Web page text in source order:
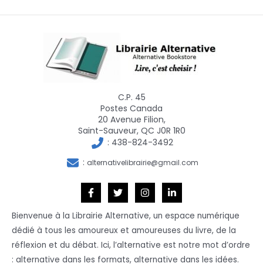
C.P. 45
Postes Canada
20 Avenue Filion,
Saint-Sauveur, QC J0R 1R0
: 438-824-3492
: alternativelibrairie@gmail.com
Bienvenue à la Librairie Alternative, un espace numérique
dédié à tous les amoureux et amoureuses du livre, de la
réflexion et du débat. Ici, l’alternative est notre mot d’ordre
: alternative dans les formats, alternative dans les idées.